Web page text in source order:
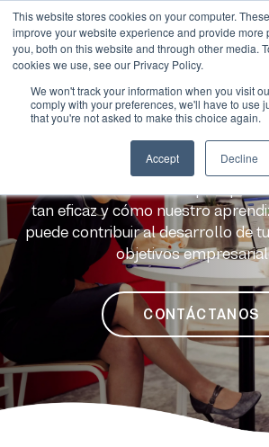
This website stores cookies on your computer.
improve your website experience and provide more
you, both on this website and through other media.
cookies we use, see our Privacy Policy.
We won't track your information when you visit
comply with your preferences, we'll have to use
that you're not asked to make this choice again.
Accept Decline
Nuestros
Busuu para empresas cuenta con
tan eficaz y cómo nuestro
puede contribuir al desarrollo de
objetivos
CONTÁCTANOS